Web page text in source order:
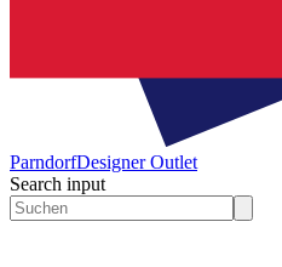
ParndorfDesigner Outlet
Search input